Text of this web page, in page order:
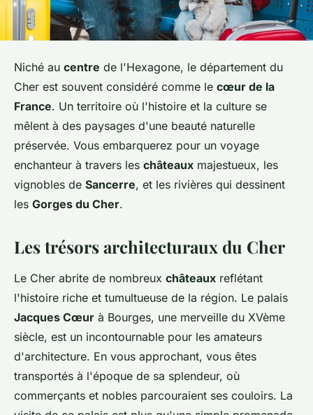
Niché au centre de l'Hexagone, le département du
Cher est souvent considéré comme le cœur de la
France. Un territoire où l'histoire et la culture se
mêlent à des paysages d'une beauté naturelle
préservée. Vous embarquerez pour un voyage
enchanteur à travers les châteaux majestueux, les
vignobles de Sancerre, et les rivières qui dessinent
les Gorges du Cher.
Les trésors architecturaux du Cher
Le Cher abrite de nombreux châteaux reflétant
l'histoire riche et tumultueuse de la région. Le palais
Jacques Cœur à Bourges, une merveille du XVème
siècle, est un incontournable pour les amateurs
d'architecture. En vous approchant, vous êtes
transportés à l'époque de sa splendeur, où
commerçants et nobles parcouraient ses couloirs. La